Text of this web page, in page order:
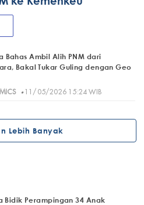
Bahas Ambil Alih PNM dari
Bakal Tukar Guling dengan Geo
· 11/05/2026 15:24 WIB
Lebih Banyak
Bidik Perampingan 34 Anak